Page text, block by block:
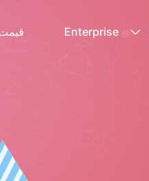
Enterprise